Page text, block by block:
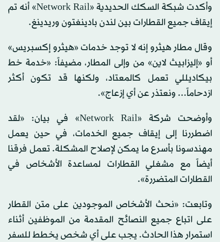
وأكدت شبكة السكك الحديدية «Network Rail» أنه تم
إيقاف جميع القطارات بين لندن بادينغتون وريدينغ.
وقال مطار هيثرو إنه لا توجد خدمات «هيثرو إكسبريس»
أو «إليزابيث لاين» من وإلى المطار، مضيفاً: «خدمة خط
بيكاديللي تعمل كالمعتاد، ولكنها قد تكون أكثر
ازدحاماً... ونعتذر عن أي إزعاج».
وأوضحت شركة «Network Rail» في بيان: «لقد
اضطررنا إلى إيقاف جميع الخدمات، في حين يعمل
مهندسونا بأسرع ما يمكن لإصلاح المشكلة. تعمل فرقنا
أيضاً مع مشغلي القطارات لمساعدة الأشخاص في
القطارات المتضررة».
وتابعت: «نحث الأشخاص الموجودين على متن القطار
على اتباع جميع النصائح المقدمة من الموظفين أثناء
استمرار هذا الحادث. يجب على أي شخص يخطط للسفر